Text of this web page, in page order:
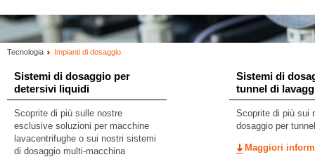
Tecnologia Impianti di dosaggio
Sistemi di dosaggio per
detersivi liquidi
Scoprite di più sulle nostre
esclusive soluzioni per macchine
lavacentrifughe o sui nostri sistemi
di dosaggio multi-macchina
Sistemi di
tunnel di
Scoprite di più sui
dosaggio per
Maggiori